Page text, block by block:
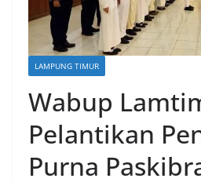
LAMPUNG TIMUR
Wabup
Pelantikan
Purna